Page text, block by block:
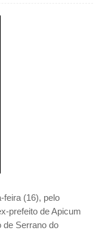
feira (16), pelo
prefeito de Apicum
de Serrano do